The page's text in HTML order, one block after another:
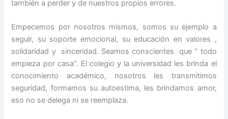
también a perder y de nuestros propios errores.
Empecemos por nosotros mismos, somos su ejemplo a
seguir, su soporte emocional, su educación en valores ,
solidaridad y sinceridad. Seamos conscientes que “ todo
empieza por casa”. El colegio y la universidad les brinda el
conocimiento académico, nosotros les transmitimos
seguridad, formamos su autoestima, les brindamos amor,
eso no se delega ni se reemplaza.